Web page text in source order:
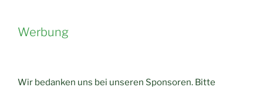
Werbung
Wir bedanken uns bei unseren Sponsoren. Bitte